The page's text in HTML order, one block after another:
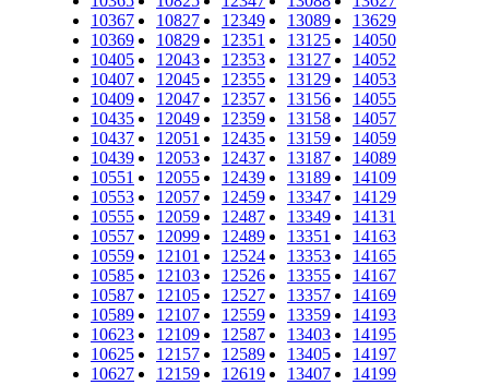
10367
10369
10405
10407
10409
10435
10437
10439
10551
10553
10555
10557
10559
10585
10587
10589
10623
10625
10627
10827
10829
12043
12045
12047
12049
12051
12053
12055
12057
12059
12099
12101
12103
12105
12107
12109
12157
12159
12349
12351
12353
12355
12357
12359
12435
12437
12439
12459
12487
12489
12524
12526
12527
12559
12587
12589
12619
13089
13125
13127
13129
13156
13158
13159
13187
13189
13347
13349
13351
13353
13355
13357
13359
13403
13405
13407
13629
14050
14052
14053
14055
14057
14059
14089
14109
14129
14131
14163
14165
14167
14169
14193
14195
14197
14199